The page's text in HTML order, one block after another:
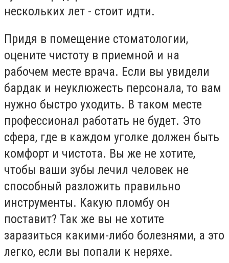
нескольких лет - стоит идти.
Придя в помещение стоматологии,
оцените чистоту в приемной и на
рабочем месте врача. Если вы увидели
бардак и неуклюжесть персонала, то вам
нужно быстро уходить. В таком месте
профессионал работать не будет. Это
сфера, где в каждом уголке должен быть
комфорт и чистота. Вы же не хотите,
чтобы ваши зубы лечил человек не
способный разложить правильно
инструменты. Какую пломбу он
поставит? Так же вы не хотите
заразиться какими-либо болезнями, а это
легко, если вы попали к неряхе.